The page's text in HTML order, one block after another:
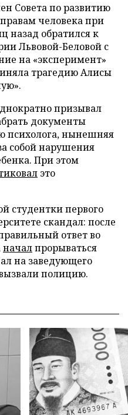
Совета по развитию
человека при
назад обратился к
Львовой-Беловой с
на «эксперимент»
трагедию Алисы
призывал
документы
психолога, нынешняя
собой нарушения
При этом
это
студентки первого
скандал: после
ответ во
началпрорываться
на заведующего
полицию.